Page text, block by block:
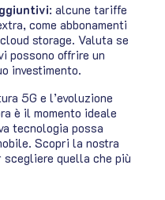
: alcune tariffe
come abbonamenti
storage. Valuta se
possono offrire un
investimento.
5G e l’evoluzione
è il momento ideale
tecnologia possa
Scopri la nostra
quella che più